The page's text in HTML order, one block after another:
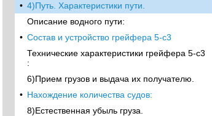
• 4)Путь. Характеристики пути.
Описание водного пути:
• Состав и устройство грейфера 5-с3
Технические характеристики грейфера 5-с3
:
6)Прием грузов и выдача их получателю.
• Нахождение количества судов:
8)Естественная убыль груза.